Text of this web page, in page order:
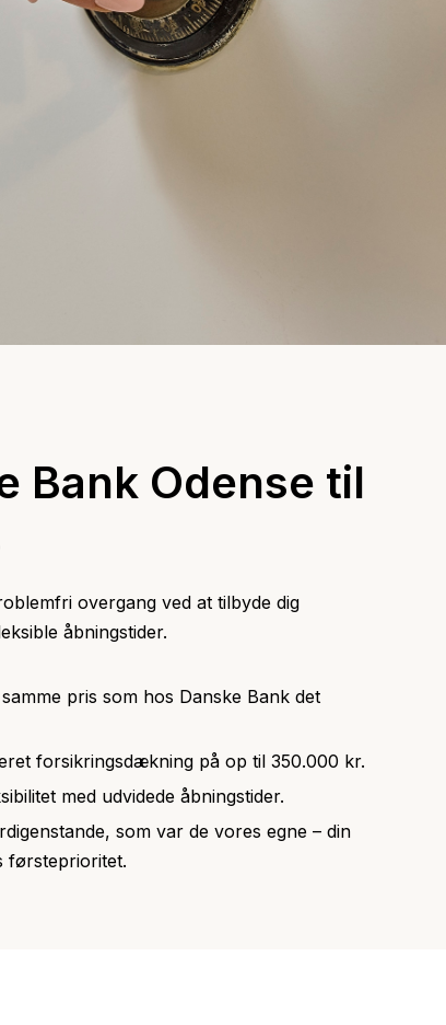
Bank Odense til
overgang ved at tilbyde dig
åbningstider.
pris som hos Danske Bank det
forsikringsdækning på op til 350.000 kr.
med udvidede åbningstider.
som var de vores egne – din
førsteprioritet.